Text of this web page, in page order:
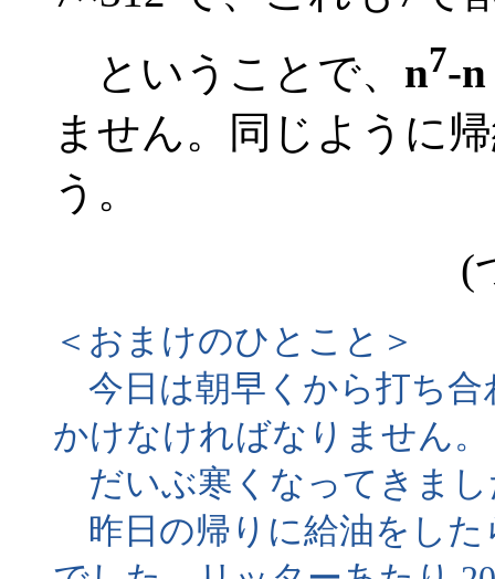
ということで、 n7-n
ません。同じように
う。
(
＜おまけのひとこと＞
今日は朝早くから打ち合
かけなければなりません。
だいぶ寒くなってきまし
昨日の帰りに給油をした